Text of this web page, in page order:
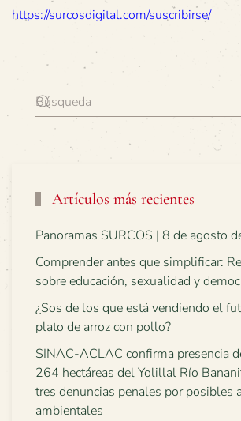
https://surcosdigital.com/suscribirse/
Artículos más recientes
Panoramas SURCOS | 8 de agosto
Comprender antes que simplificar:
sobre educación, sexualidad y
¿Sos de los que está vendiendo el
plato de arroz con pollo?
SINAC-ACLAC confirma presencia
264 hectáreas del Yolillal Río
tres denuncias penales por posibles
ambientales